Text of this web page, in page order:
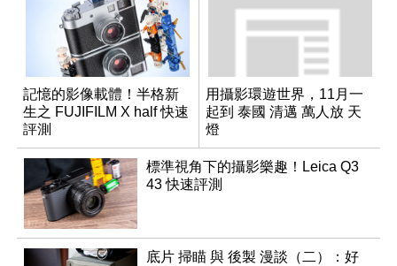
記憶的影像載體！半格新
生之 FUJIFILM X half 快速
評測
用攝影環遊世界，11月一
起到 泰國 清邁 萬人放 天
燈
標準視角下的攝影樂趣！Leica Q3
43 快速評測
底片 掃瞄 與 後製 漫談（二）：好